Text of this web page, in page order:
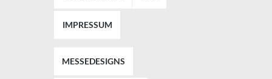
IMPRESSUM
MESSEDESIGNS